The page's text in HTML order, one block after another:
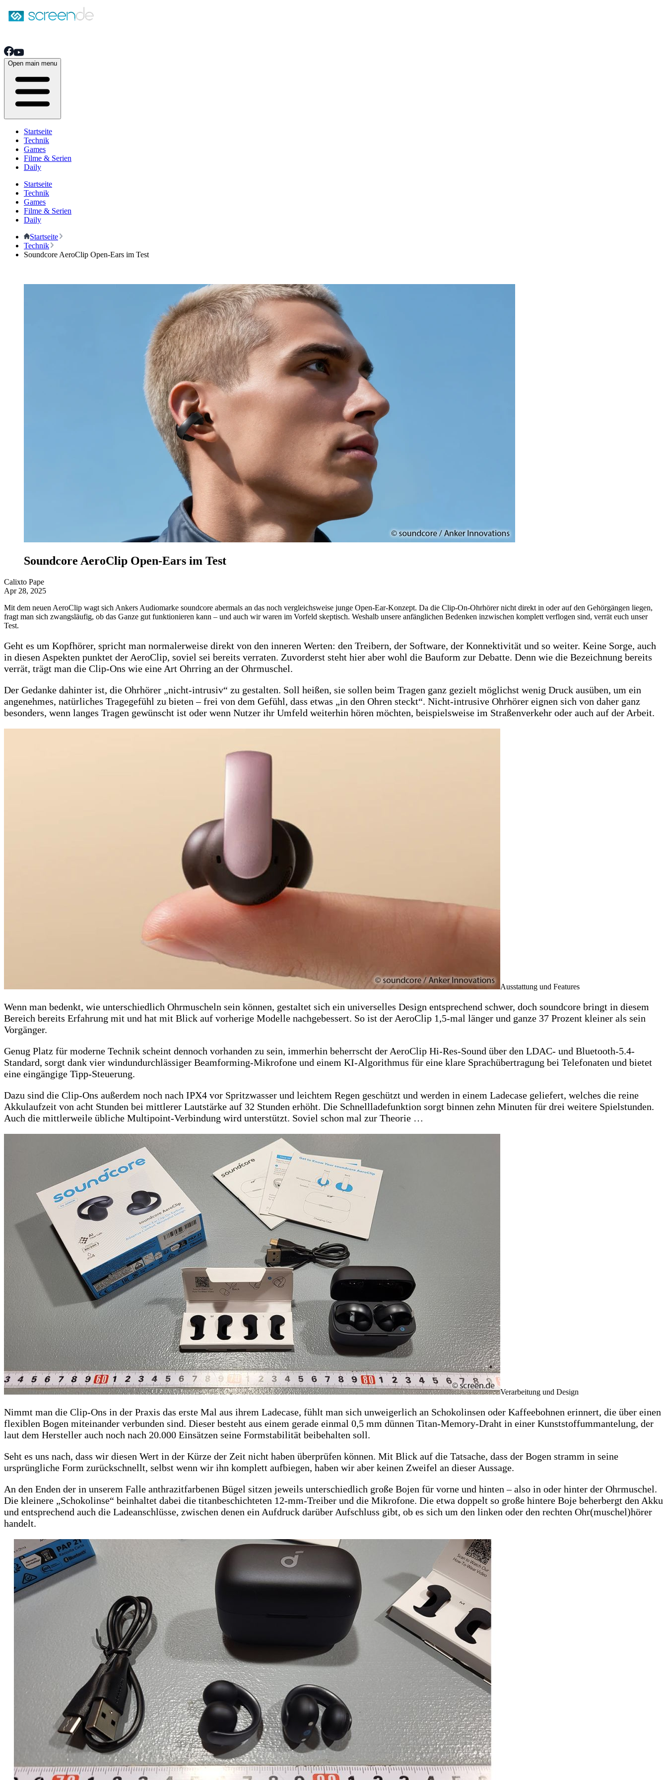
Open main menu
Startseite
Technik
Games
Filme & Serien
Daily
Startseite
Technik
Games
Filme & Serien
Daily
Startseite
Technik
Soundcore AeroClip Open-Ears im Test
Soundcore AeroClip Open-Ears im Test
Calixto Pape
Apr 28, 2025
Mit dem neuen AeroClip wagt sich Ankers Audiomarke soundcore abermals an das noch vergleichsweise junge Open-Ear-Konzept. Da die Clip-On-Ohrhörer nicht direkt in oder auf den Gehörgängen liegen,
fragt man sich zwangsläufig, ob das Ganze gut funktionieren kann – und auch wir waren im Vorfeld skeptisch. Weshalb unsere anfänglichen Bedenken inzwischen komplett verflogen sind, verrät euch unser
Test.
Geht es um Kopfhörer, spricht man normalerweise direkt von den inneren Werten: den Treibern, der Software, der Konnektivität und so weiter. Keine Sorge, auch
in diesen Aspekten punktet der AeroClip, soviel sei bereits verraten. Zuvorderst steht hier aber wohl die Bauform zur Debatte. Denn wie die Bezeichnung bereits
verrät, trägt man die Clip-Ons wie eine Art Ohrring an der Ohrmuschel.
Der Gedanke dahinter ist, die Ohrhörer „nicht-intrusiv“ zu gestalten. Soll heißen, sie sollen beim Tragen ganz gezielt möglichst wenig Druck ausüben, um ein
angenehmes, natürliches Tragegefühl zu bieten – frei von dem Gefühl, dass etwas „in den Ohren steckt“. Nicht-intrusive Ohrhörer eignen sich von daher ganz
besonders, wenn langes Tragen gewünscht ist oder wenn Nutzer ihr Umfeld weiterhin hören möchten, beispielsweise im Straßenverkehr oder auch auf der Arbeit.
Ausstattung und Features
Wenn man bedenkt, wie unterschiedlich Ohrmuscheln sein können, gestaltet sich ein universelles Design entsprechend schwer, doch soundcore bringt in diesem
Bereich bereits Erfahrung mit und hat mit Blick auf vorherige Modelle nachgebessert. So ist der AeroClip 1,5-mal länger und ganze 37 Prozent kleiner als sein
Vorgänger.
Genug Platz für moderne Technik scheint dennoch vorhanden zu sein, immerhin beherrscht der AeroClip Hi-Res-Sound über den LDAC- und Bluetooth-5.4-
Standard, sorgt dank vier windundurchlässiger Beamforming-Mikrofone und einem KI-Algorithmus für eine klare Sprachübertragung bei Telefonaten und bietet
eine eingängige Tipp-Steuerung.
Dazu sind die Clip-Ons außerdem noch nach IPX4 vor Spritzwasser und leichtem Regen geschützt und werden in einem Ladecase geliefert, welches die reine
Akkulaufzeit von acht Stunden bei mittlerer Lautstärke auf 32 Stunden erhöht. Die Schnellladefunktion sorgt binnen zehn Minuten für drei weitere Spielstunden.
Auch die mittlerweile übliche Multipoint-Verbindung wird unterstützt. Soviel schon mal zur Theorie …
Verarbeitung und Design
Nimmt man die Clip-Ons in der Praxis das erste Mal aus ihrem Ladecase, fühlt man sich unweigerlich an Schokolinsen oder Kaffeebohnen erinnert, die über einen
flexiblen Bogen miteinander verbunden sind. Dieser besteht aus einem gerade einmal 0,5 mm dünnen Titan-Memory-Draht in einer Kunststoffummantelung, der
laut dem Hersteller auch noch nach 20.000 Einsätzen seine Formstabilität beibehalten soll.
Seht es uns nach, dass wir diesen Wert in der Kürze der Zeit nicht haben überprüfen können. Mit Blick auf die Tatsache, dass der Bogen stramm in seine
ursprüngliche Form zurückschnellt, selbst wenn wir ihn komplett aufbiegen, haben wir aber keinen Zweifel an dieser Aussage.
An den Enden der in unserem Falle anthrazitfarbenen Bügel sitzen jeweils unterschiedlich große Bojen für vorne und hinten – also in oder hinter der Ohrmuschel.
Die kleinere „Schokolinse“ beinhaltet dabei die titanbeschichteten 12-mm-Treiber und die Mikrofone. Die etwa doppelt so große hintere Boje beherbergt den Akku
und entsprechend auch die Ladeanschlüsse, zwischen denen ein Aufdruck darüber Aufschluss gibt, ob es sich um den linken oder den rechten Ohr(muschel)hörer
handelt.